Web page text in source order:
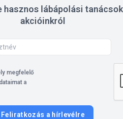
lábápolási
akcióinkról
megfelelő
a
Feliratkozás a hírlevélre